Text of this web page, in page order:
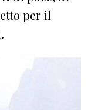
per il